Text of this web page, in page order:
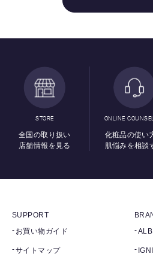
STORE
全国の取り扱い
店舗情報を見る
ONLINE
化粧品の使い
肌悩みを相談
SUPPORT
お買い物ガイド
サイトマップ